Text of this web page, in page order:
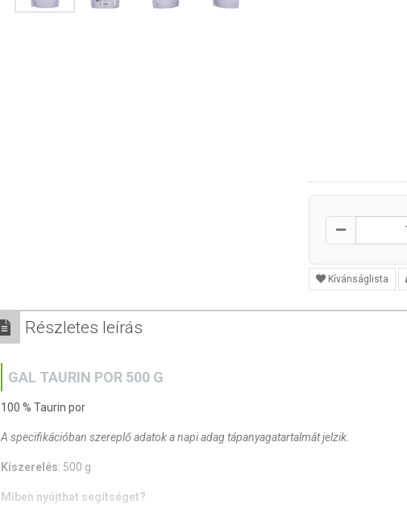
Kívánságlista
Részletes leírás
GAL TAURIN POR 500 G
100 % Taurin por
A specifikációban szereplő adatok a napi adag tápanyagatartalmát jelzik.
Kiszerelés: 500 g
Miben nyújthat segítséget?